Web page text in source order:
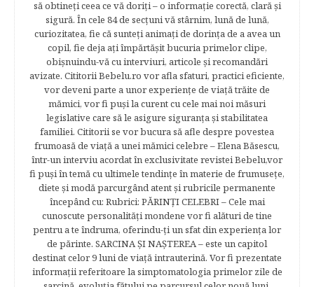
să obtineţi ceea ce vă doriţi – o informaţie corectă, clară şi
sigură. În cele 84 de secțuni vă stârnim, lună de lună,
curiozitatea, fie că sunteţi animaţi de dorinţa de a avea un
copil, fie deja aţi împărtăşit bucuria primelor clipe,
obişnuindu-vă cu interviuri, articole şi recomandări
avizate. Cititorii Bebelu.ro vor afla sfaturi, practici eficiente,
vor deveni parte a unor experienţe de viaţă trăite de
mămici, vor fi puşi la curent cu cele mai noi măsuri
legislative care să le asigure siguranţa şi stabilitatea
familiei. Cititorii se vor bucura să afle despre povestea
frumoasă de viață a unei mămici celebre – Elena Băsescu,
într-un interviu acordat în exclusivitate revistei Bebelu,vor
fi puşi în temă cu ultimele tendinţe în materie de frumuseţe,
diete şi modă parcurgând atent şi rubricile permanente
începând cu: Rubrici: PĂRINŢI CELEBRI – Cele mai
cunoscute personalităţi mondene vor fi alături de tine
pentru a te îndruma, oferindu-ţi un sfat din experienţa lor
de părinte. SARCINA ŞI NAŞTEREA – este un capitol
destinat celor 9 luni de viaţă intrauterină. Vor fi prezentate
informaţii referitoare la simptomatologia primelor zile de